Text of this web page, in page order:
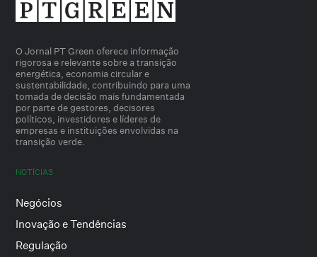
O Jornal PT Green oferece informação
rigorosa e relevante sobre a transição
energética, economia circular e
sustentabilidade, contribuindo para uma
tomada de decisão mais fundamentada
por parte de gestores, decisores
políticos, investidores e líderes de
empresas e instituições envolvidas na
transição verde.
NOTÍCIAS
Negócios
Inovação e Tendências
Regulação